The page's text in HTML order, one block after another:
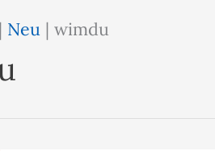
| Neu | wimdu